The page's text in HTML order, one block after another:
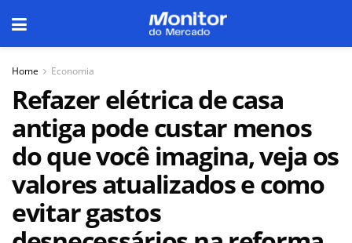
Home Economia
Refazer elétrica de casa
antiga pode custar menos
do que você imagina, veja os
valores atualizados e como
evitar gastos